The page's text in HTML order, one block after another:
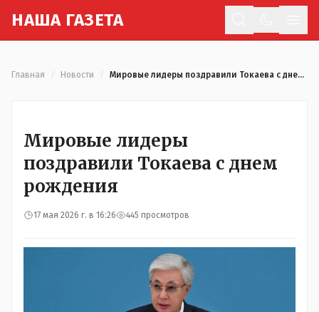
НАША ГАЗЕТА
Главная Новости Мировые лидеры поздравили Токаева с днем рождения
Мировые лидеры
поздравили Токаева с днем
рождения
17 мая 2026 г. в 16:26 445 просмотров